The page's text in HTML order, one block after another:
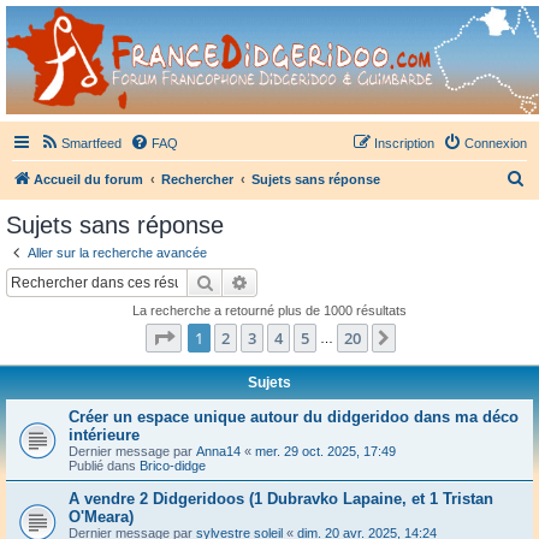
France Didgeridoo
Didgeridoo et Guimbarde sur France Didgeridoo - retrouvez la communauté.
Smartfeed FAQ Connexion
Inscription
Accueil du forum Rechercher Sujets sans réponse
Sujets sans réponse
Aller sur la recherche avancée
Rechercher
La recherche a retourné plus de 1000 résultats
Page 1sur20
1 2 3 4 5 20
Sujets
Créer un espace unique autour du didgeridoo dans ma déco
intérieure
Dernier message par Anna14 « mer. 29 oct. 2025, 17:49
Publié dans Brico-didge
A vendre 2 Didgeridoos (1 Dubravko Lapaine, et 1 Tristan
O'Meara)
Dernier message par sylvestre soleil « dim. 20 avr. 2025, 14:24